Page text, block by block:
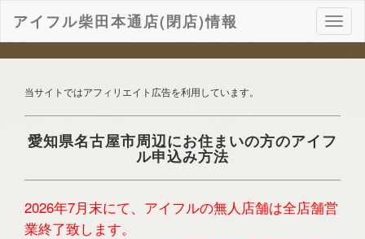
ナ
ビ
ゲ
ン
アイフル柴田本通店(閉店)情報
当サイトではアフィリエイト広告を利用しています。
愛知県名古屋市周辺にお住まいの方のアイフ
ル申込み方法
2026年7月末にて、アイフルの無人店舗は全店舗営
業終了致します。